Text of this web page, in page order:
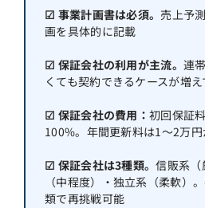
☑ 事業計画書は必須。 売上予
画を具体的に記載
☑ 保証会社の利用が主流。 連
くても契約できるケースが増え
☑ 保証会社の費用： 初回保証
100%。年間更新料は1〜2万
☑ 保証会社は3種類。信販系（
（中程度）・独立系（柔軟）
類で再挑戦可能